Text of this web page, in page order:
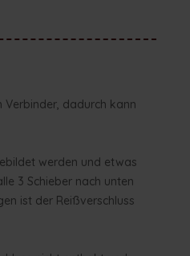
Verbinder, dadurch kann
werden und etwas
3 Schieber nach unten
ist der Reißverschluss